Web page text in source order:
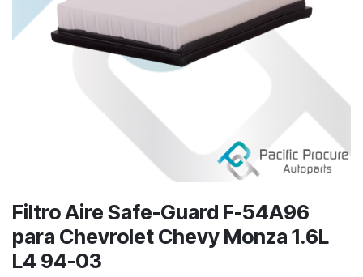
Filtro Aire Safe-Guard F-54A96
para Chevrolet Chevy Monza 1.6L
L4 94-03